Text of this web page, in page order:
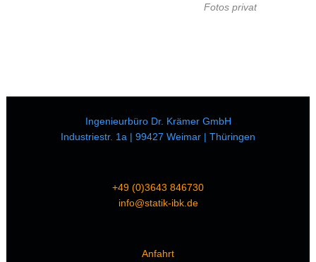
Fotos privat
Ingenieurbüro Dr. Krämer GmbH
Industriestr. 1a | 99427 Weimar | Thüringen
+49 (0)3643 846730
info@statik-ibk.de
Anfahrt